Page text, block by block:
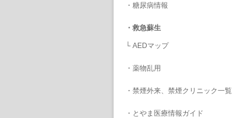
・ 糖尿病情報
・ 救急蘇生
└ AEDマップ
・ 薬物乱用
・ 禁煙外来、禁煙クリニック一覧
・ とやま医療情報ガイド